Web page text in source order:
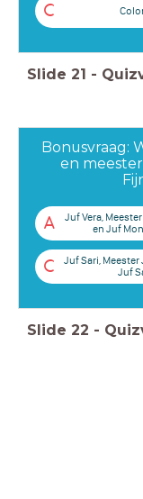
C
Slide 21 -
Bonusvraag:
en
A
Juf Vera,
en Juf
C
Juf Sari, Meester
Juf
Slide 22 -